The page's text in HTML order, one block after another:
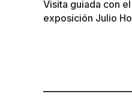
Visita guiada con
exposición Julio